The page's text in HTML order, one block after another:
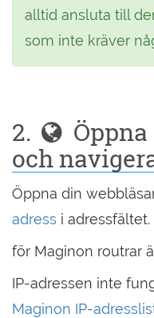
alltid ansluta till
som inte kräver
2.
och
Öppna din
adress i
för Maginon routrar
IP-adressen inte
Maginon IP-